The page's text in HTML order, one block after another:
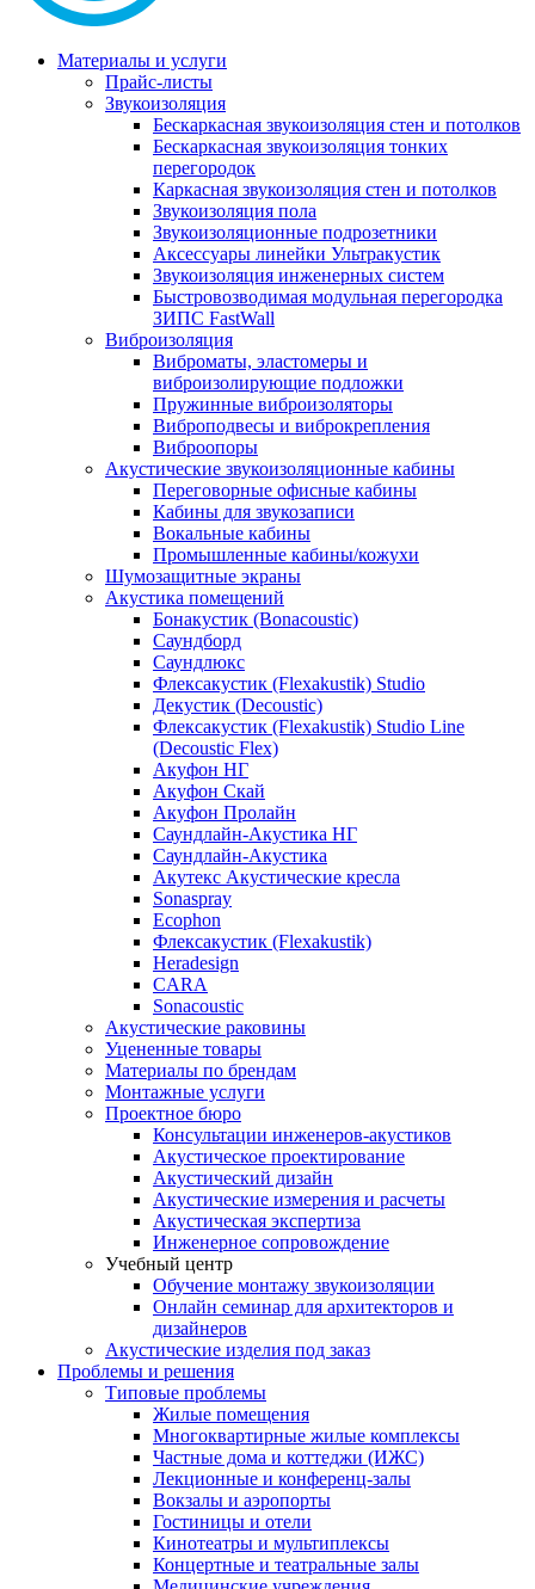
Материалы и услуги
Прайс-листы
Звукоизоляция
Бескаркасная звукоизоляция стен и потолков
Бескаркасная звукоизоляция тонких
перегородок
Каркасная звукоизоляция стен и потолков
Звукоизоляция пола
Звукоизоляционные подрозетники
Аксессуары линейки Ультракустик
Звукоизоляция инженерных систем
Быстровозводимая модульная перегородка
ЗИПС FastWall
Виброизоляция
Виброматы, эластомеры и
виброизолирующие подложки
Пружинные виброизоляторы
Виброподвесы и виброкрепления
Виброопоры
Акустические звукоизоляционные кабины
Переговорные офисные кабины
Кабины для звукозаписи
Вокальные кабины
Промышленные кабины/кожухи
Шумозащитные экраны
Акустика помещений
Бонакустик (Bonacoustic)
Саундборд
Саундлюкс
Флексакустик (Flexakustik) Studio
Декустик (Decoustic)
Флексакустик (Flexakustik) Studio Line
(Decoustic Flex)
Акуфон НГ
Акуфон Скай
Акуфон Пролайн
Саундлайн-Акустика НГ
Саундлайн-Акустика
Акутекс Акустические кресла
Sonaspray
Ecophon
Флексакустик (Flexakustik)
Heradesign
CARA
Sonacoustic
Акустические раковины
Уцененные товары
Материалы по брендам
Монтажные услуги
Проектное бюро
Консультации инженеров-акустиков
Акустическое проектирование
Акустический дизайн
Акустические измерения и расчеты
Акустическая экспертиза
Инженерное сопровождение
Учебный центр
Обучение монтажу звукоизоляции
Онлайн семинар для архитекторов и
дизайнеров
Акустические изделия под заказ
Проблемы и решения
Типовые проблемы
Жилые помещения
Многоквартирные жилые комплексы
Частные дома и коттеджи (ИЖС)
Лекционные и конференц-залы
Вокзалы и аэропорты
Гостиницы и отели
Кинотеатры и мультиплексы
Концертные и театральные залы